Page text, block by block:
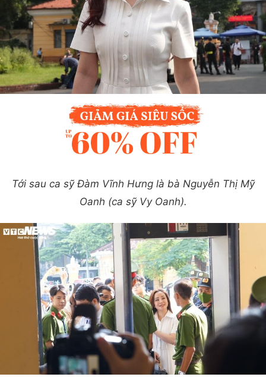
Tới sau ca sỹ Đàm Vĩnh Hưng là bà Nguyễn Thị Mỹ
Oanh (ca sỹ Vy Oanh).